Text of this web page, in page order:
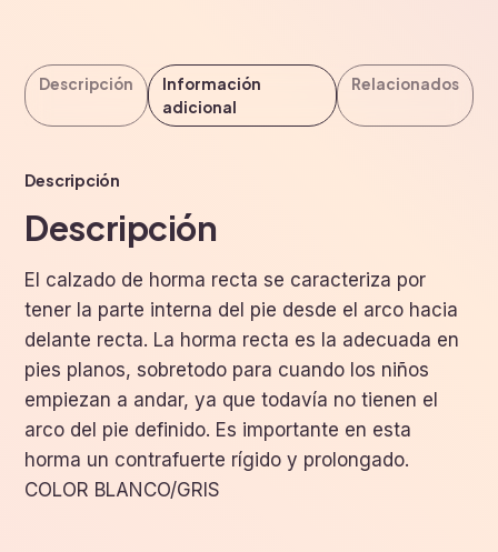
Descripción
Información
adicional
Relacionados
Descripción
Descripción
El calzado de horma recta se caracteriza por
tener la parte interna del pie desde el arco hacia
delante recta. La horma recta es la adecuada en
pies planos, sobretodo para cuando los niños
empiezan a andar, ya que todavía no tienen el
arco del pie definido. Es importante en esta
horma un contrafuerte rígido y prolongado.
COLOR BLANCO/GRIS